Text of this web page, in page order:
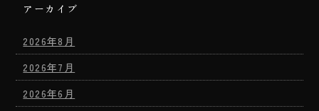
アーカイブ
2026年8月
2026年7月
2026年6月